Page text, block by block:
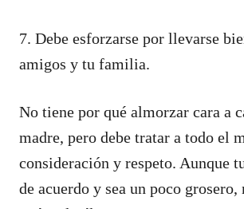
7. Debe esforzarse por llevarse
amigos y tu familia.
No tiene por qué almorzar cara a
madre, pero debe tratar a todo el
consideración y respeto. Aunque
de acuerdo y sea un poco